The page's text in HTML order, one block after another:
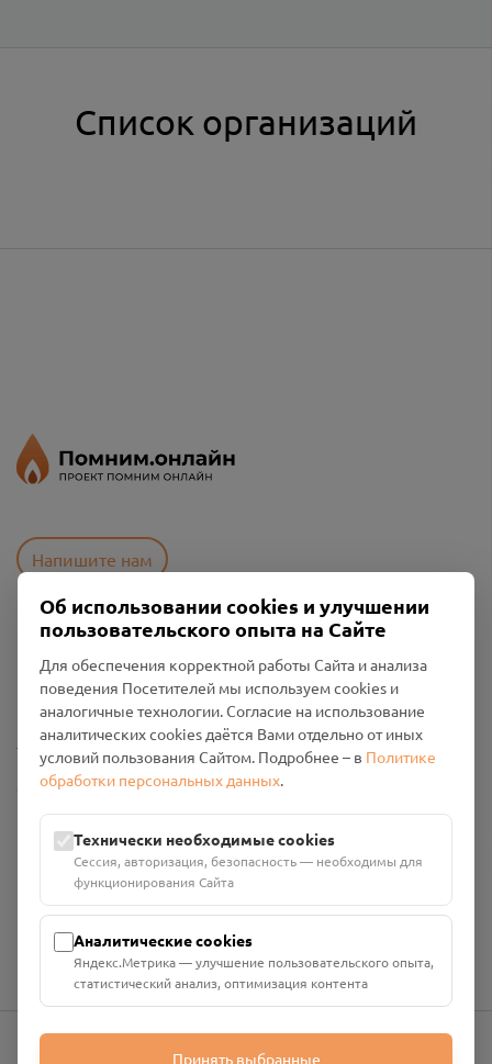
Список организаций
Напишите нам
Политика конфиденциальности
Промо-материалы
Настройки cookies
Общество с ограниченной ответственностью «Смоленский
Проект Помним»
ИНН: 6700029207 ОГРН: 1256700001986
Юридический адрес: 216790, Смоленская область, р-н
Руднянский, г. Рудня, улица Западная, д. 26А, пом. 18
Номер счёта: 40702810901130004287 в АО "АЛЬФА-БАНК"
Об использовании cookies и улучшении
пользовательского опыта на Сайте
Для обеспечения корректной работы Сайта и анализа
поведения Посетителей мы используем cookies и
аналогичные технологии. Согласие на использование
аналитических cookies даётся Вами отдельно от иных
условий пользования Сайтом. Подробнее – в Политике
обработки персональных данных.
Технически необходимые cookies
Сессия, авторизация, безопасность — необходимы для
функционирования Сайта
Аналитические cookies
Яндекс.Метрика — улучшение пользовательского опыта,
статистический анализ, оптимизация контента
Принять выбранные